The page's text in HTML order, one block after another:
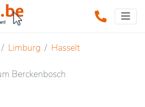
Limburg
Hasselt
Berckenbosch